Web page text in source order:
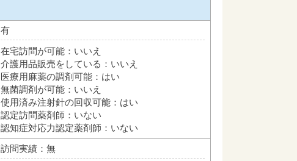
有
在宅訪問が可能：いいえ
介護用品販売をしている：いいえ
医療用麻薬の調剤可能：はい
無菌調剤が可能：いいえ
使用済み注射針の回収可能：はい
認定訪問薬剤師：いない
認知症対応力認定薬剤師：いない
訪問実績：無